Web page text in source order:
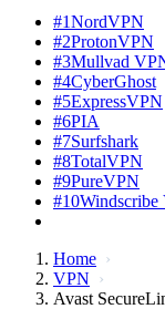
#1NordVPN
#2ProtonVPN
#3Mullvad
#4CyberGhost
#5ExpressVPN
#6PIA
#7Surfshark
#8TotalVPN
#9PureVPN
#10Windscribe
Home
VPN
Avast